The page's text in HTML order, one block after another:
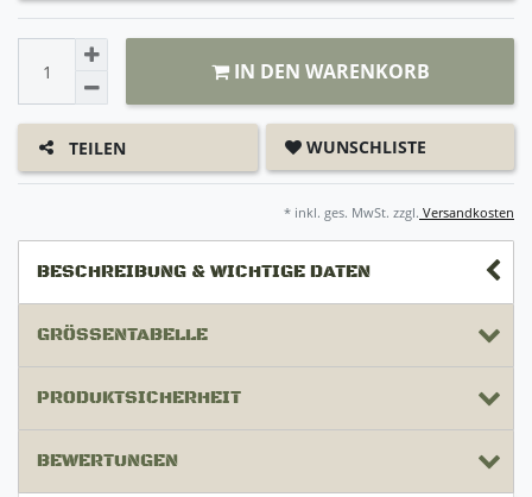
IN DEN WARENKORB
TEILEN WUNSCHLISTE
* inkl. ges. MwSt. zzgl. Versandkosten
BESCHREIBUNG & WICHTIGE DATEN
GRÖSSENTABELLE
PRODUKTSICHERHEIT
BEWERTUNGEN